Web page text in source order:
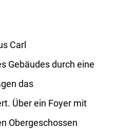
Carl
Gebäudes durch eine
das
Über ein Foyer mit
Obergeschossen